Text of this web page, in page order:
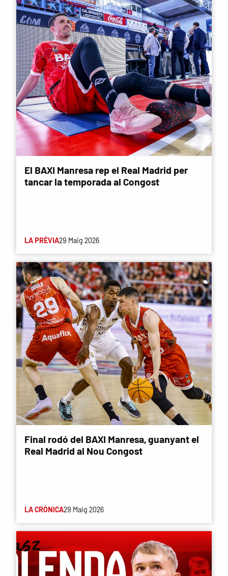
El BAXI Manresa rep el Real Madrid per
tancar la temporada al Congost
LA PRÈVIA29 Maig 2026
Final rodó del BAXI Manresa, guanyant el
Real Madrid al Nou Congost
LA CRÒNICA29 Maig 2026